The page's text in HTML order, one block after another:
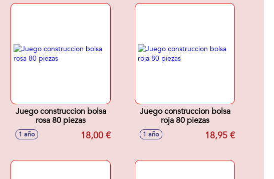
Juego construccion bolsa
rosa 80 piezas
1 año 18,00 €
Juego construccion bolsa
roja 80 piezas
1 año 18,95 €